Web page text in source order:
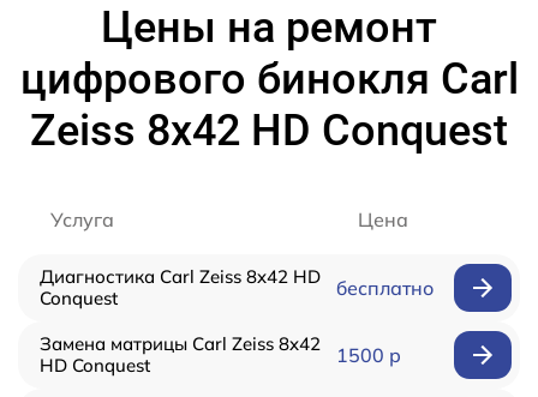
Цены на ремонт
цифрового бинокля Carl
Zeiss 8x42 HD Conquest
Услуга Цена
Диагностика Carl Zeiss 8x42 HD
Conquest
бесплатно
Замена матрицы Carl Zeiss 8x42
HD Conquest
1500 р